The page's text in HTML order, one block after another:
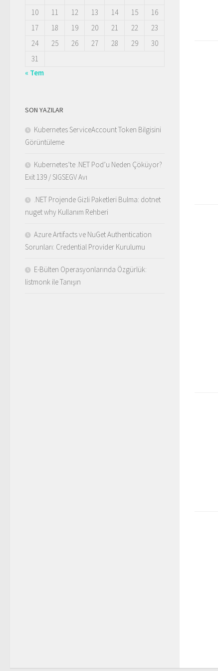
10
11 12 13 14 15
16
17
18 19 20 21 22
23
24
25 26 27 28 29
30
31
« Tem
SON YAZILAR
Kubernetes ServiceAccount Token Bilgisini
Görüntüleme
Kubernetes’te .NET Pod’u Neden Çöküyor?
Exit 139 / SIGSEGV Avı
.NET Projende Gizli Paketleri Bulma: dotnet
nuget why Kullanım Rehberi
Azure Artifacts ve NuGet Authentication
Sorunları: Credential Provider Kurulumu
E-Bülten Operasyonlarında Özgürlük:
listmonk ile Tanışın